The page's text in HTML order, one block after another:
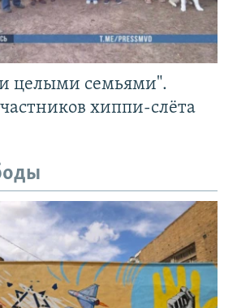
целыми семьями".
хиппи-слёта